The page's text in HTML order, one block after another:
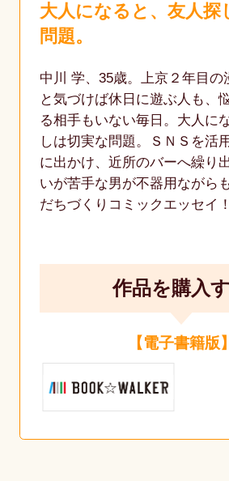
大人になると、友人探
問題。
中川 学、35歳。上京２年目の
と気づけば休日に遊ぶ人も、
る相手もいない毎日。大人に
しは切実な問題。ＳＮＳを活
に出かけ、近所のバーへ繰り
いが苦手な男が不器用ながら
だちづくりコミックエッセイ！
作品を購入
【電子書籍版】